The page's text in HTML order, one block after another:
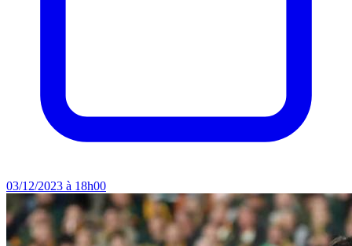
03/12/2023 à 18h00